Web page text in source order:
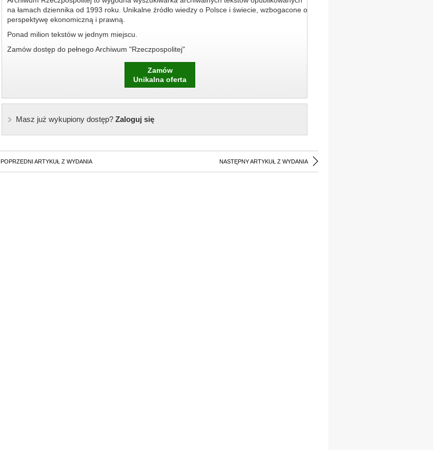
na łamach dziennika od 1993 roku. Unikalne źródło wiedzy o Polsce i świecie, wzbogacone o
perspektywę ekonomiczną i prawną.
Ponad milion tekstów w jednym miejscu.
Zamów dostęp do pełnego Archiwum "Rzeczpospolitej"
Zamów
Unikalna oferta
Masz już wykupiony dostęp?Zaloguj się
POPRZEDNI ARTYKUŁ Z WYDANIA NASTĘPNY ARTYKUŁ Z WYDANIA